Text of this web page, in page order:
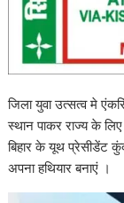
जिला युवा उत्सत्व मे
स्थान पाकर राज्य के
बिहार के यूथ प्रेसीडेंट
अपना हथियार बनाएं ।